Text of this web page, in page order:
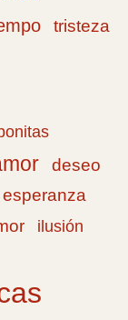
tristeza
deseo
esperanza
ilusión